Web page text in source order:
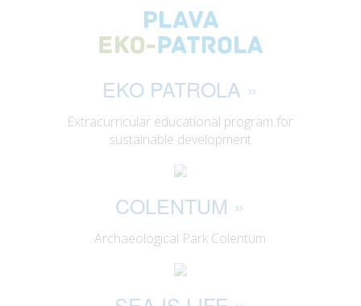
EKO PATROLA »
Extracurricular educational program for
sustainable development
COLENTUM »
Archaeological Park Colentum